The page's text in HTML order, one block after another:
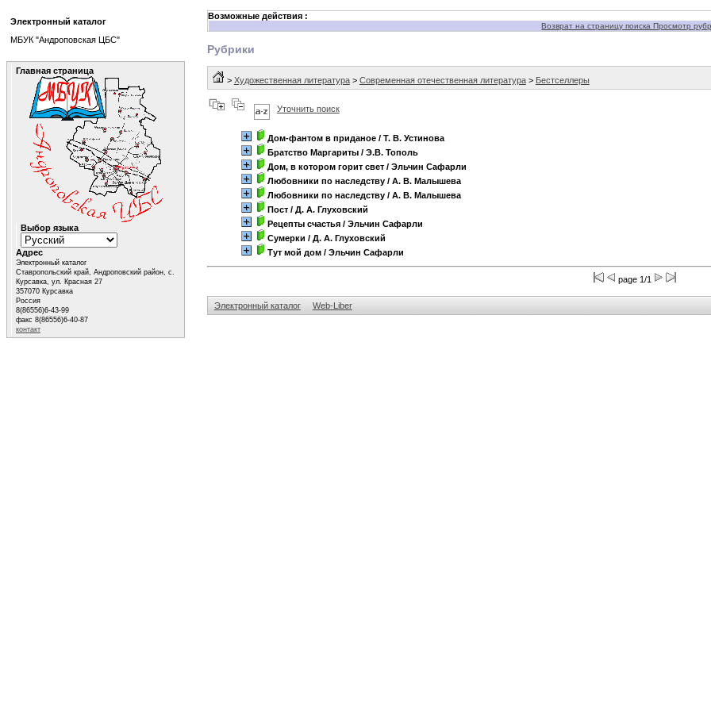
Возможные действия :
Возврат на страницу поиска Просмотр
Рубрики
> Художественная литература> Современная отечественная литература> Бестселлеры
Уточнить поиск
Дом-фантом в приданое/ Т. В. Устинова
Братство Маргариты/ Э.В. Тополь
Дом, в котором горит свет/ Эльчин Сафарли
Любовники по наследству/ А. В. Малышева
Любовники по наследству/ А. В. Малышева
Пост/ Д. А. Глуховский
Рецепты счастья/ Эльчин Сафарли
Сумерки / Д. А. Глуховский
Тут мой дом/ Эльчин Сафарли
page 1/1
Электронный каталог Web-Liber
Электронный каталог
МБУК "Андроповская ЦБС"
Главная страница
Выбор языка
Адрес
Электронный каталог
Ставропольский край, Андроповский район, с.
Курсавка, ул. Красная 27
357070 Курсавка
Россия
8(86556)6-43-99
факс 8(86556)6-40-87
контакт